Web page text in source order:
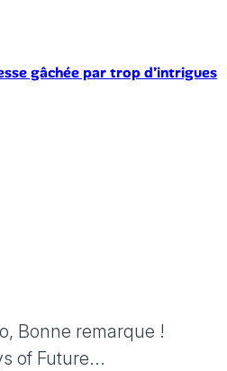
gâchée par trop d’intrigues
Bonne remarque !
of Future...